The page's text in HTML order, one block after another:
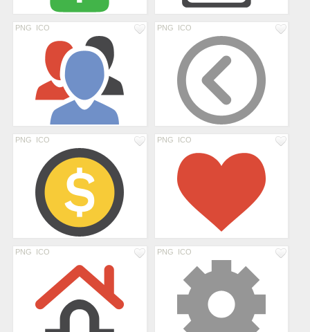
PNG ICO PNG ICO
PNG ICO PNG ICO
PNG ICO PNG ICO